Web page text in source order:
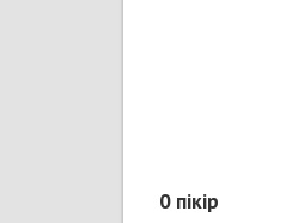
0 пікір